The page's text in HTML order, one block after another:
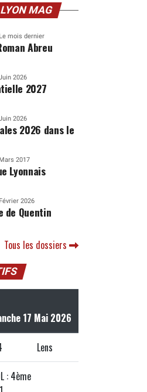
MAG
Le mois dernier
Abreu
2026
2027
2026
2026 dans le
Mars 2017
Lyonnais
Février 2026
de Quentin
Tous les dossiers
17 Mai 2026
Lens
: 4ème